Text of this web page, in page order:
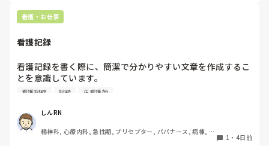
看護・お仕事
看護記録
看護記録を書く際に、簡潔で分かりやすい文章を作成するこ
とを意識しています。
しかし忙しい日は、必要な情報を漏れなく記録することとの
皆さんは看護記録を効率よく作成するために工夫しているこ
とはありますか。
看護記録 記録 正看護師
しんRN
精神科, 心療内科, 急性期, プリセプター, パパナース, 病棟, 老
1 ・ 4日前